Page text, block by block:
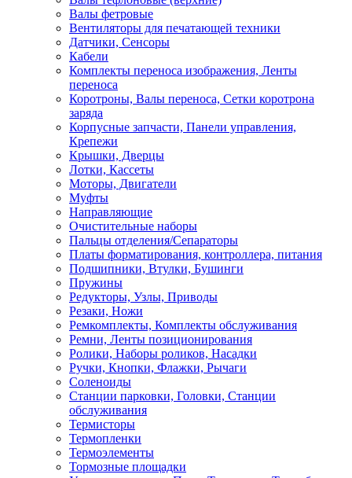
Валы фетровые
Вентиляторы для печатающей техники
Датчики, Сенсоры
Кабели
Комплекты переноса изображения, Ленты
переноса
Коротроны, Валы переноса, Сетки коротрона
заряда
Корпусные запчасти, Панели управления,
Крепежи
Крышки, Дверцы
Лотки, Кассеты
Моторы, Двигатели
Муфты
Направляющие
Очистительные наборы
Пальцы отделения/Сепараторы
Платы форматирования, контроллера, питания
Подшипники, Втулки, Бушинги
Пружины
Редукторы, Узлы, Приводы
Резаки, Ножи
Ремкомплекты, Комплекты обслуживания
Ремни, Ленты позиционирования
Ролики, Наборы роликов, Насадки
Ручки, Кнопки, Флажки, Рычаги
Соленоиды
Станции парковки, Головки, Станции
обслуживания
Термисторы
Термопленки
Термоэлементы
Тормозные площадки